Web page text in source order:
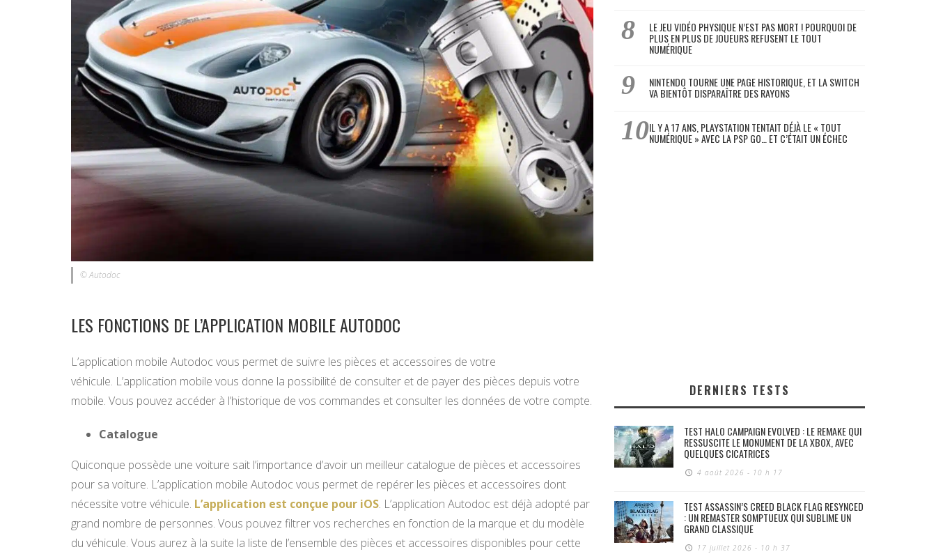
© Autodoc
LES FONCTIONS DE L’APPLICATION MOBILE AUTODOC
L’application mobile Autodoc vous permet de suivre les pièces et accessoires de votre
véhicule. L’application mobile vous donne la possibilité de consulter et de payer des pièces depuis votre
mobile. Vous pouvez accéder à l’historique de vos commandes et consulter les données de votre compte.
Catalogue
Quiconque possède une voiture sait l’importance d’avoir un meilleur catalogue de pièces et accessoires
pour sa voiture. L’application mobile Autodoc vous permet de repérer les pièces et accessoires dont
nécessite votre véhicule. L’application est conçue pour iOS. L’application Autodoc est déjà adopté par
grand nombre de personnes. Vous pouvez filtrer vos recherches en fonction de la marque et du modèle
du véhicule. Vous aurez à la suite la liste de l’ensemble des pièces et accessoires disponibles pour cette
LE JEU VIDÉO PHYSIQUE N’EST PAS MORT ! POURQUOI DE
PLUS EN PLUS DE JOUEURS REFUSENT LE TOUT
NUMÉRIQUE
NINTENDO TOURNE UNE PAGE HISTORIQUE, ET LA SWITCH
VA BIENTÔT DISPARAÎTRE DES RAYONS
IL Y A 17 ANS, PLAYSTATION TENTAIT DÉJÀ LE « TOUT
NUMÉRIQUE » AVEC LA PSP GO… ET C’ÉTAIT UN ÉCHEC
DERNIERS TESTS
TEST HALO CAMPAIGN EVOLVED : LE REMAKE QUI
RESSUSCITE LE MONUMENT DE LA XBOX, AVEC
QUELQUES CICATRICES
4 août 2026 - 10 h 17
TEST ASSASSIN’S CREED BLACK FLAG RESYNCED
: UN REMASTER SOMPTUEUX QUI SUBLIME UN
GRAND CLASSIQUE
17 juillet 2026 - 10 h 37